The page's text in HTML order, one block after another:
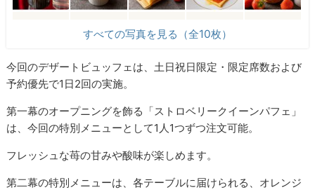
すべての写真を見る（全10枚）
今回のデザートビュッフェは、土日祝日限定・限定席数および
予約優先で1日2回の実施。
第一幕のオープニングを飾る「ストロベリークイーンパフェ」
は、今回の特別メニューとして1人1つずつ注文可能。
フレッシュな苺の甘みや酸味が楽しめます。
第二幕の特別メニューは、各テーブルに届けられる、オレンジ